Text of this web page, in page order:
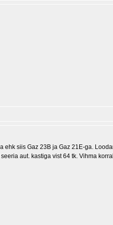
siis Gaz 23B ja Gaz 21E-ga.
aut. kastiga vist 64 tk. Vihma